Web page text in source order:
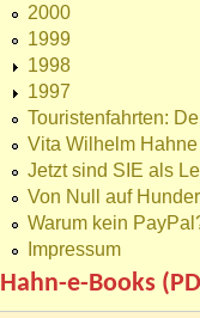
2000
1999
1998
1997
Touristenfahrten:
Vita Wilhelm Hahne
Jetzt sind SIE als
Von Null auf
Warum kein
Impressum
Hahn-e-Books